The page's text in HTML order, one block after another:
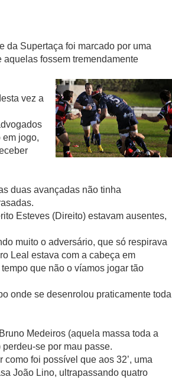
da Supertaça foi marcado por uma
fossem tremendamente
vez a
em jogo,
duas avançadas não tinha
Esteves (Direito) estavam ausentes,
muito o adversário, que só respirava
Leal estava com a cabeça em
que não o víamos jogar tão
onde se desenrolou praticamente toda
Medeiros (aquela massa toda a
se por mau passe.
foi possível que aos 32’, uma
João Lino, ultrapassando quatro